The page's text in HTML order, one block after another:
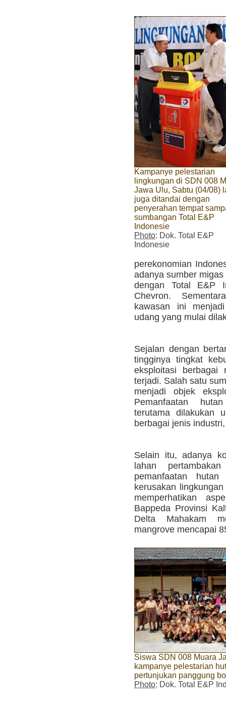
Kampanye pelestarian
lingkungan di SDN 008
Jawa Ulu, Sabtu (04/08)
juga ditandai dengan
penyerahan tempat
sumbangan Total E&P
Indonesie
Photo: Dok. Total E&P
Indonesie
perekonomian
adanya sumber
dengan Total E&P
Chevron.
kawasan ini
udang yang mulai
Sejalan dengan
tingginya tingkat
eksploitasi berbagai
terjadi. Salah satu
menjadi objek
Pemanfaatan
terutama dilakukan
berbagai jenis
Selain itu, adanya
lahan
pemanfaatan
kerusakan
memperhatikan
Bappeda Provinsi
Delta Mahakam
mangrove mencapai
Siswa SDN 008 Muara
kampanye pelestarian
pertunjukan panggung
Photo: Dok. Total E&P